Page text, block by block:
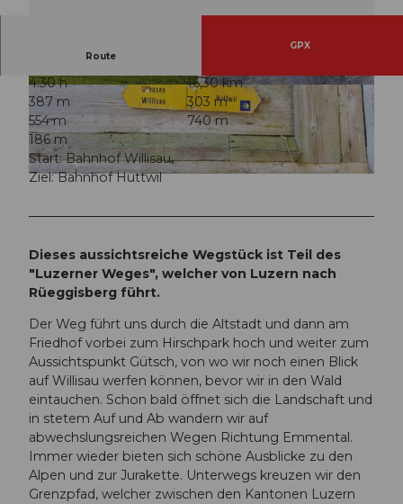
© Willisau Tourismus, Willisau Tourismus |
© Willisau Tourismus, Willisau Tourismus |
CC-BY
© Willisau Tourismus, Willisau Tourismus |
CC-BY
Route
GPX
4:30 h
16,30 km
387 m
303 m
554 m
740 m
186 m
Start: Bahnhof Willisau
Ziel: Bahnhof Huttwil
Dieses aussichtsreiche Wegstück ist Teil des
"Luzerner Weges", welcher von Luzern nach
Rüeggisberg führt.
Der Weg führt uns durch die Altstadt und dann am
Friedhof vorbei zum Hirschpark hoch und weiter zum
Aussichtspunkt Gütsch, von wo wir noch einen Blick
auf Willisau werfen können, bevor wir in den Wald
eintauchen. Schon bald öffnet sich die Landschaft und
in stetem Auf und Ab wandern wir auf
abwechslungsreichen Wegen Richtung Emmental.
Immer wieder bieten sich schöne Ausblicke zu den
Alpen und zur Jurakette. Unterwegs kreuzen wir den
Grenzpfad, welcher zwischen den Kantonen Luzern